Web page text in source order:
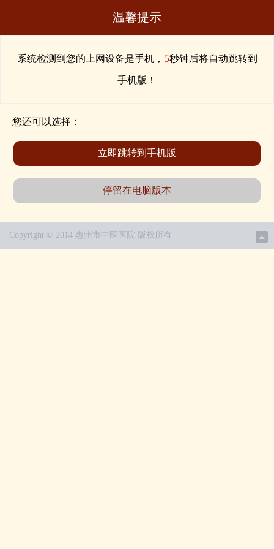
温馨提示
系统检测到您的上网设备是手机， 5秒钟后将自动跳转到
手机版！
您还可以选择：
立即跳转到手机版
停留在电脑版本
Copyright © 2014 惠州市中医医院 版权所有